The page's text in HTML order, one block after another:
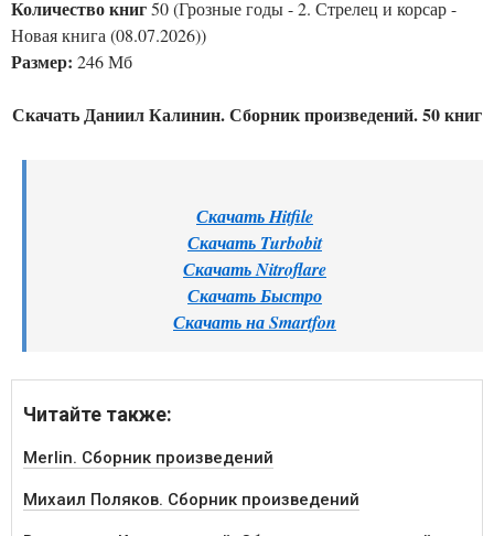
Количество книг50 (Грозные годы - 2. Стрелец и корсар -
Новая книга (08.07.2026))
Размер: 246 Мб
Скачать Даниил Калинин. Сборник произведений. 50 книг
Скачать Hitfile
Скачать Turbobit
Скачать Nitroflare
Скачать Быстро
Скачать на Smartfon
Читайте также:
Merlin. Сборник произведений
Михаил Поляков. Сборник произведений